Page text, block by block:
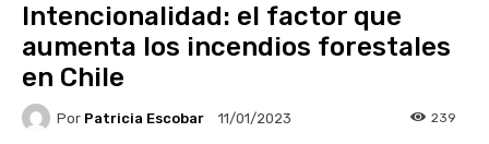
Intencionalidad: el factor que
aumenta los incendios forestales
en Chile
Por Patricia Escobar 11/01/2023 239